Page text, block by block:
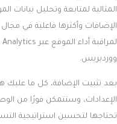
المثالية لمتابعة وتحليل بيانات
الإضافات وأكثرها فاعلية في
ووردبريس.
بعد تثبيت الإضافة، كل ما
الإعدادات، وستتمكن فورًا من
تحتاجها لتحسين استراتيجية